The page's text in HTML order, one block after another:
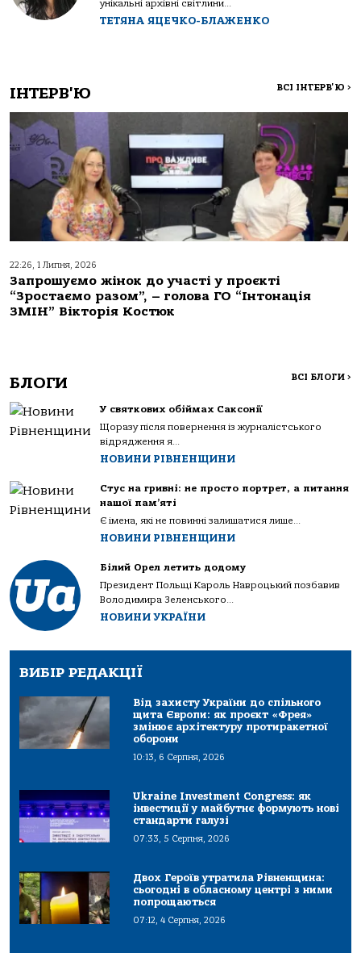
унікальні архівні світлини...
ТЕТЯНА ЯЦЕЧКО-БЛАЖЕНКО
ІНТЕРВ'Ю ВСІ ІНТЕРВ'Ю >
22:26, 1 Липня, 2026
Запрошуємо жінок до участі у проєкті
“Зростаємо разом”, – голова ГО “Інтонація
ЗМІН” Вікторія Костюк
БЛОГИ ВСІ БЛОГИ >
У святкових обіймах Саксонії
Щоразу після повернення із журналістського
відрядження я...
НОВИНИ РІВНЕНЩИНИ
Стус на гривні: не просто портрет, а питання
нашої пам’яті
Є імена, які не повинні залишатися лише...
НОВИНИ РІВНЕНЩИНИ
Білий Орел летить додому
Президент Польщі Кароль Навроцький позбавив
Володимира Зеленського...
НОВИНИ УКРАЇНИ
ВИБІР РЕДАКЦІЇ
Від захисту України до спільного
щита Європи: як проєкт «Фрея»
змінює архітектуру протиракетної
оборони
10:13, 6 Серпня, 2026
Ukraine Investment Congress: як
інвестиції у майбутнє формують нові
стандарти галузі
07:33, 5 Серпня, 2026
Двох Героїв утратила Рівненщина:
сьогодні в обласному центрі з ними
попрощаються
07:12, 4 Серпня, 2026